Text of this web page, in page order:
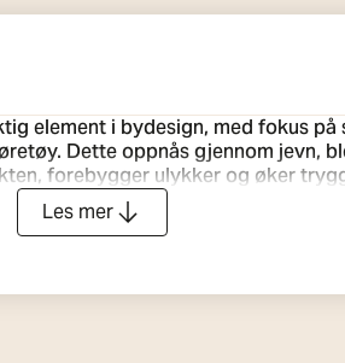
element i bydesign, med fokus
Dette oppnås gjennom jevn,
ulykker og øker trygghetsfølelsen. I
eller et offentlig områdes
fremheve
som fotoceller og
Les mer